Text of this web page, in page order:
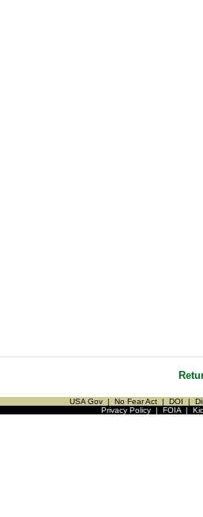
USA Gov | No Fear Act | DOI |
Privacy Policy| FOIA|